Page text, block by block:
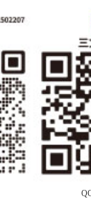
水商标注册
手套商标注
摄影器材商标注
调味品商标注册
卫生商标注册